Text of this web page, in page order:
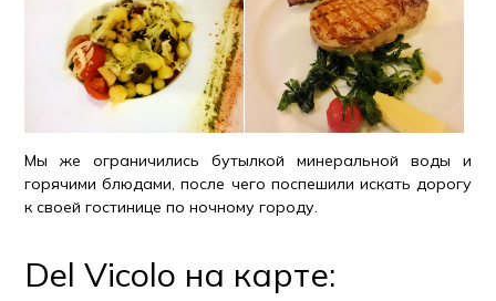
Мы же ограничились бутылкой минеральной воды и
горячими блюдами, после чего поспешили искать дорогу
к своей гостинице по ночному городу.
Del Vicolo на карте: